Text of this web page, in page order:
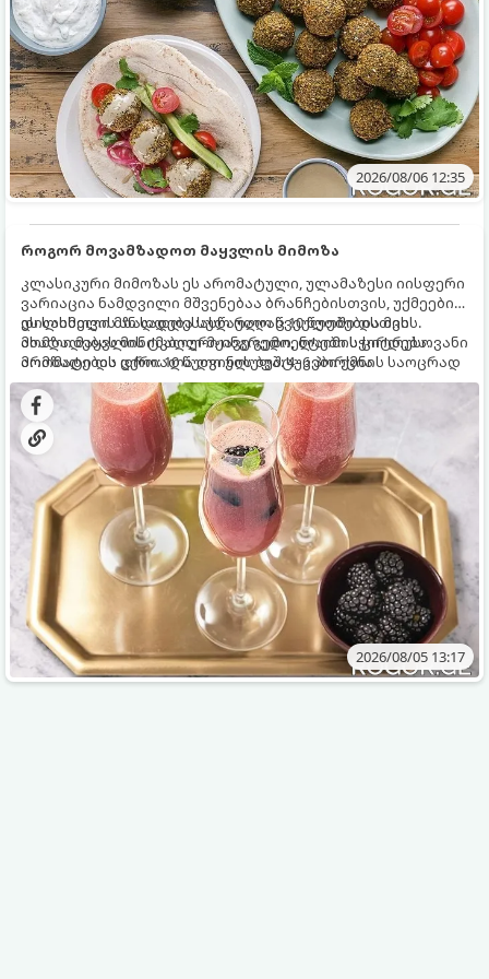
2026/08/06 12:35
როგორ მოვამზადოთ მაყვლის მიმოზა
კლასიკური მიმოზას ეს არომატული, ულამაზესი იისფერი
ვარიაცია ნამდვილი მშვენებაა ბრანჩებისთვის, უქმეების
დილისთვის ან სადღესასწაულო წვეულებებისთვის.
ახალი მაყვლის ტკბილ-მჟავე გემო, ლაიმის ციტრუსოვანი
არომატი და ცქრიალა ღვინის ბუშტუკები ქმნის საოცრად
დახვეწილ და მაგრილებელ კოქტეილს.
ეს სასმელი მზადდება სულ რაღაც 10 წუთში და მის
მომზადებას მინიმალური ინგრედიენტები სჭირდება.
მომზადების დრო: 10 წუთი ულუფა: 4–6 პორცია
2026/08/05 13:17